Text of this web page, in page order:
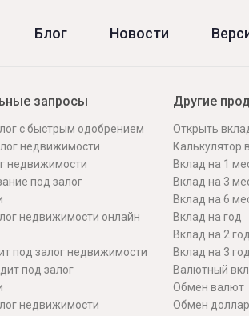
Блог Новости
запросы
с быстрым одобрением
недвижимости
недвижимости
под залог
недвижимости онлайн
под залог недвижимости
под залог
недвижимости
Другие
Открыть
Калькулятор
Вклад на 1
Вклад на 3
Вклад на 6
Вклад на год
Вклад на 2
Вклад на 3
Валютный
Обмен валют
Обмен